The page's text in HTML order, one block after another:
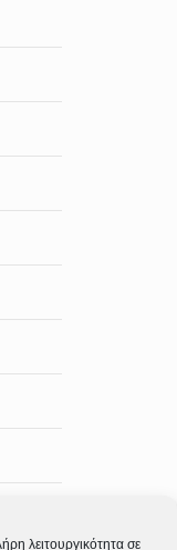
λειτουργικότητα σε